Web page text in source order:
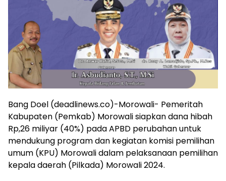
Bang Doel (deadlinews.co)-Morowali- Pemeritah
Kabupaten (Pemkab) Morowali siapkan dana hibah
Rp,26 miliyar (40%) pada APBD perubahan untuk
mendukung program dan kegiatan komisi pemilihan
umum (KPU) Morowali dalam pelaksanaan pemilihan
kepala daerah (Pilkada) Morowali 2024.